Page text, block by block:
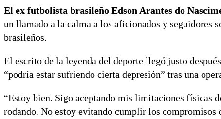
El ex futbolista brasileño Edson Arantes do
un llamado a la calma a los aficionados y seguidores
brasileños.
El escrito de la leyenda del deporte llegó justo
“podría estar sufriendo cierta depresión” tras una
“Estoy bien. Sigo aceptando mis limitaciones físicas
rodando. No estoy evitando cumplir los compromisos